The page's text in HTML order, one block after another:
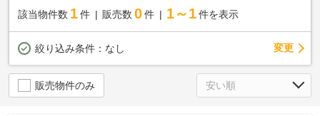
該当物件数 1件 販売数 0 件 1～1 件を表示
絞り込み条件： なし 変更
販売物件のみ